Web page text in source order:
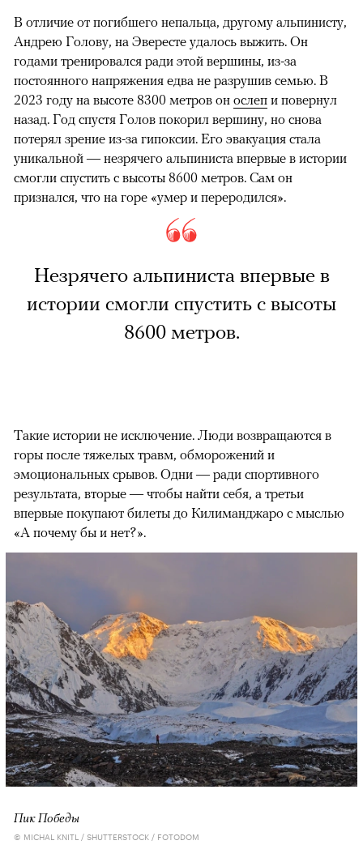
В отличие от погибшего непальца, другому альпинисту,
Андрею Голову, на Эвересте удалось выжить. Он
годами тренировался ради этой вершины, из-за
постоянного напряжения едва не разрушив семью. В
2023 году на высоте 8300 метров он ослеп и повернул
назад. Год спустя Голов покорил вершину, но снова
потерял зрение из-за гипоксии. Его эвакуация стала
уникальной — незрячего альпиниста впервые в истории
смогли спустить с высоты 8600 метров. Сам он
признался, что на горе «умер и переродился».
Незрячего альпиниста впервые в
истории смогли спустить с высоты
8600 метров.
Такие истории не исключение. Люди возвращаются в
горы после тяжелых травм, обморожений и
эмоциональных срывов. Одни — ради спортивного
результата, вторые — чтобы найти себя, а третьи
впервые покупают билеты до Килиманджаро с мыслью
«А почему бы и нет?».
Пик Победы
© MICHAL KNITL / SHUTTERSTOCK / FOTODOM